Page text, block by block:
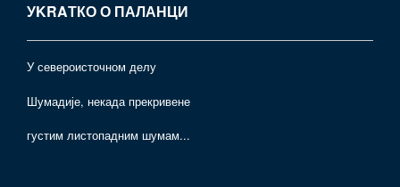
УKRAТКО О ПАЛАНЦИ
У североисточном делу
Шумадије, некада прекривене
густим листопадним шумам...